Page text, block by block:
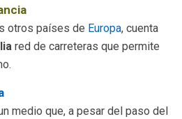
otros países de Europa, cuenta
red de carreteras que permite
medio que, a pesar del paso del